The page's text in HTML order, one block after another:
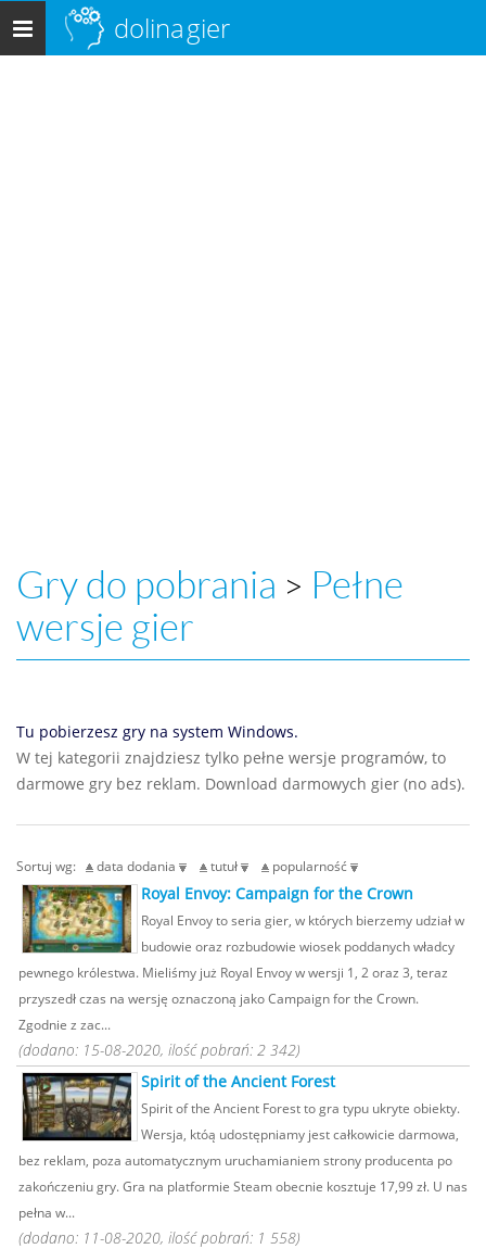
Menu
główne
dolinagier
Gry do pobrania > Pełne
wersje gier
Tu pobierzesz gry na system Windows.
W tej kategorii znajdziesz tylko pełne wersje programów, to
darmowe gry bez reklam. Download darmowych gier (no ads).
Sortuj wg: data dodania tutuł popularność
Royal Envoy: Campaign for the Crown
Royal Envoy to seria gier, w których bierzemy udział w
budowie oraz rozbudowie wiosek poddanych władcy
pewnego królestwa. Mieliśmy już Royal Envoy w wersji 1, 2 oraz 3, teraz
przyszedł czas na wersję oznaczoną jako Campaign for the Crown.
Zgodnie z zac...
(dodano: 15-08-2020, ilość pobrań: 2 342)
Spirit of the Ancient Forest
Spirit of the Ancient Forest to gra typu ukryte obiekty.
Wersja, któą udostępniamy jest całkowicie darmowa,
bez reklam, poza automatycznym uruchamianiem strony producenta po
zakończeniu gry. Gra na platformie Steam obecnie kosztuje 17,99 zł. U nas
pełna w...
(dodano: 11-08-2020, ilość pobrań: 1 558)